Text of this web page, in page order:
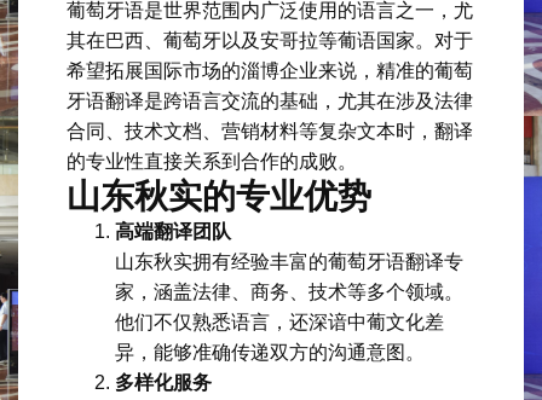
葡萄牙语是世界范围内广泛使用的语言之一，尤
其在巴西、葡萄牙以及安哥拉等葡语国家。对于
希望拓展国际市场的淄博企业来说，精准的葡萄
牙语翻译是跨语言交流的基础，尤其在涉及法律
合同、技术文档、营销材料等复杂文本时，翻译
的专业性直接关系到合作的成败。
山东秋实的专业优势
高端翻译团队
山东秋实拥有经验丰富的葡萄牙语翻译专
家，涵盖法律、商务、技术等多个领域。
他们不仅熟悉语言，还深谙中葡文化差
异，能够准确传递双方的沟通意图。
多样化服务